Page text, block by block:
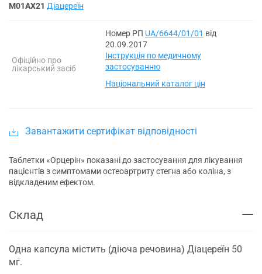
M01AX21 Діацереїн
Офіційно про
лікарський засіб
Номер РП UA/6644/01/01 від
20.09.2017
Інструкція по медичному
застосуванню
Національний каталог цін
Завантажити сертифікат відповідності
Таблетки «Орцерін» показані до застосування для лікування
пацієнтів з симптомами остеоартриту стегна або коліна, з
відкладеним ефектом.
Склад
Одна капсула містить (діюча речовина) Діацереїн 50
мг.